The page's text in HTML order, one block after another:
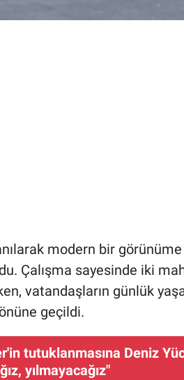
modern bir
Çalışma sayesinde iki
vatandaşların günlük
geçildi.
tutuklanmasına Deniz
yılmayacağız"